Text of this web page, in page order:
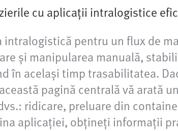
cu aplicații intralogistice
intralogistică pentru un flux de
și manipularea manuală,
în același timp trasabilitatea.
pagină centrală vă arată
ridicare, preluare din
aplicației, obțineți informații